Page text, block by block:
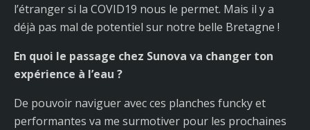
l’étranger si la COVID19 nous le permet. Mais il y a
déjà pas mal de potentiel sur notre belle Bretagne !
En quoi le passage chez Sunova va changer ton
expérience à l’eau ?
De pouvoir naviguer avec ces planches funcky et
performantes va me surmotiver pour les prochaines